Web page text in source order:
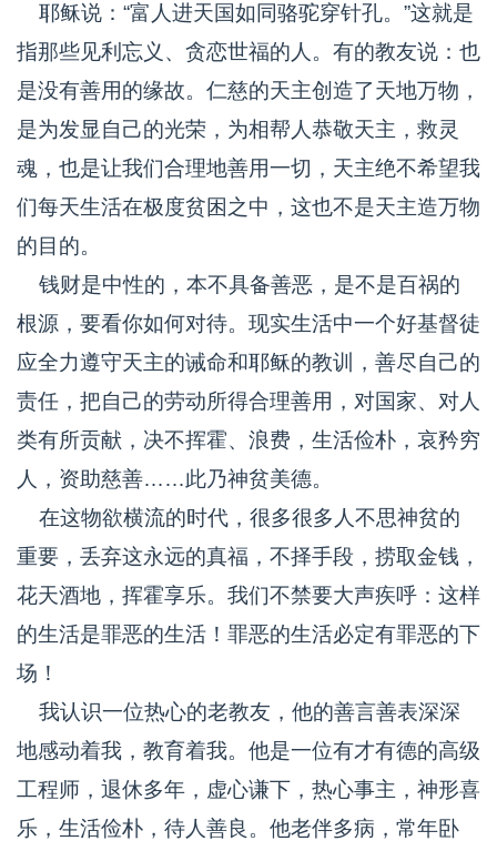
耶稣说：“富人进天国如同骆驼穿针孔。”这就是
指那些见利忘义、贪恋世福的人。有的教友说：也
是没有善用的缘故。仁慈的天主创造了天地万物，
是为发显自己的光荣，为相帮人恭敬天主，救灵
魂，也是让我们合理地善用一切，天主绝不希望我
们每天生活在极度贫困之中，这也不是天主造万物
的目的。
钱财是中性的，本不具备善恶，是不是百祸的
根源，要看你如何对待。现实生活中一个好基督徒
应全力遵守天主的诫命和耶稣的教训，善尽自己的
责任，把自己的劳动所得合理善用，对国家、对人
类有所贡献，决不挥霍、浪费，生活俭朴，哀矜穷
人，资助慈善……此乃神贫美德。
在这物欲横流的时代，很多很多人不思神贫的
重要，丢弃这永远的真福，不择手段，捞取金钱，
花天酒地，挥霍享乐。我们不禁要大声疾呼：这样
的生活是罪恶的生活！罪恶的生活必定有罪恶的下
场！
我认识一位热心的老教友，他的善言善表深深
地感动着我，教育着我。他是一位有才有德的高级
工程师，退休多年，虚心谦下，热心事主，神形喜
乐，生活俭朴，待人善良。他老伴多病，常年卧